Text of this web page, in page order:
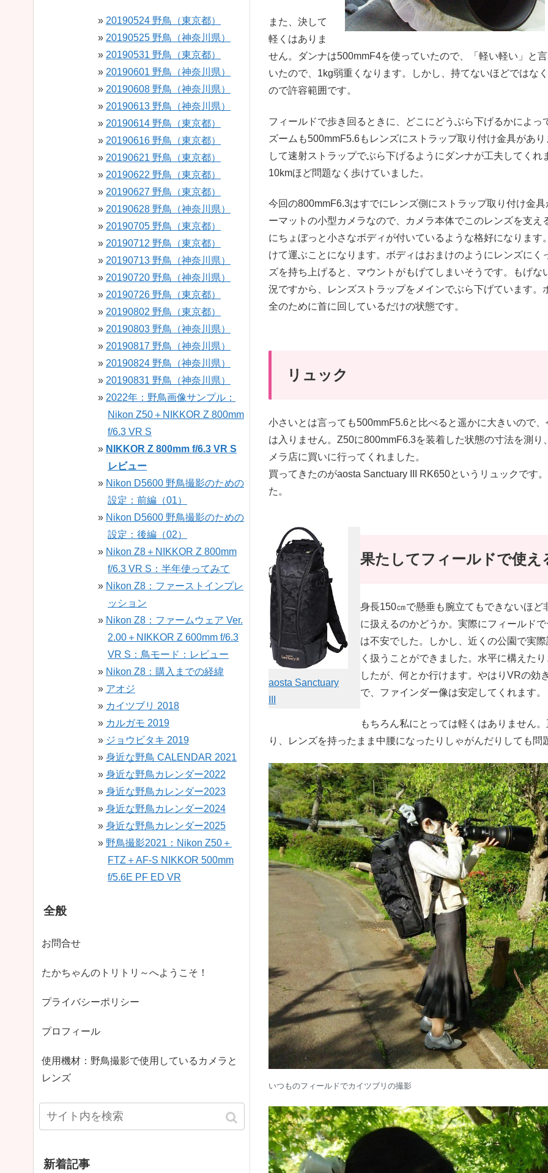
また、決して
軽くはありま
せん。ダンナは500mmF4を使っていたので、「軽い軽い」と
いたので、1kg弱重くなります。しかし、持てないほどではな
ので許容範囲です。
フィールドで歩き回るときに、どこにどうぶら下げるかによ
ズームも500mmF5.6もレンズにストラップ取り付け金具があ
して速射ストラップでぶら下げるようにダンナが工夫してく
10kmほど問題なく歩けていました。
今回の800mmF6.3はすでにレンズ側にストラップ取り付け金
ーマットの小型カメラなので、カメラ本体でこのレンズを支
にちょぼっと小さなボディが付いているような格好になりま
けて運ぶことになります。ボディはおまけのようにレンズに
ズを持ち上げると、マウントがもげてしまいそうです。もげ
況ですから、レンズストラップをメインでぶら下げています
全のために首に回しているだけの状態です。
リュック
小さいとは言っても500mmF5.6と比べると遥かに大きいので
は入りません。Z50に800mmF6.3を装着した状態の寸法を測り
メラ店に買いに行ってくれました。
買ってきたのがaosta Sanctuary III RK650というリュックです
た。
aosta Sanctuary
果たしてフィールドで使え
身長150㎝で懸垂も腕立てもできないほど
に扱えるのかどうか。実際にフィールド
は不安でした。しかし、近くの公園で実
く扱うことができました。水平に構えた
したが、何とか行けます。やはりVRの効
で、ファインダー像は安定してくれます。
もちろん私にとっては軽くはありません
り、レンズを持ったまま中腰になったりしゃがんだりしても問
いつものフィールドでカイツブリの撮影
20190524 野鳥（東京都）
20190525 野鳥（神奈川県）
20190531 野鳥（東京都）
20190601 野鳥（神奈川県）
20190608 野鳥（神奈川県）
20190613 野鳥（神奈川県）
20190614 野鳥（東京都）
20190616 野鳥（東京都）
20190621 野鳥（東京都）
20190622 野鳥（東京都）
20190627 野鳥（東京都）
20190628 野鳥（神奈川県）
20190705 野鳥（東京都）
20190712 野鳥（東京都）
20190713 野鳥（神奈川県）
20190720 野鳥（神奈川県）
20190726 野鳥（東京都）
20190802 野鳥（東京都）
20190803 野鳥（神奈川県）
20190817 野鳥（神奈川県）
20190824 野鳥（神奈川県）
20190831 野鳥（神奈川県）
2022年：野鳥画像サンプル：
Nikon Z50＋NIKKOR Z 800mm
f/6.3 VR S
NIKKOR Z 800mm f/6.3 VR S
レビュー
Nikon D5600 野鳥撮影のための
設定：前編（01）
Nikon D5600 野鳥撮影のための
設定：後編（02）
Nikon Z8＋NIKKOR Z 800mm
f/6.3 VR S：半年使ってみて
Nikon Z8：ファーストインプレ
ッション
Nikon Z8：ファームウェア Ver.
2.00＋NIKKOR Z 600mm f/6.3
VR S：鳥モード：レビュー
Nikon Z8：購入までの経緯
アオジ
カイツブリ 2018
カルガモ 2019
ジョウビタキ 2019
身近な野鳥 CALENDAR 2021
身近な野鳥カレンダー2022
身近な野鳥カレンダー2023
身近な野鳥カレンダー2024
身近な野鳥カレンダー2025
野鳥撮影2021：Nikon Z50＋
FTZ＋AF-S NIKKOR 500mm
f/5.6E PF ED VR
全般
お問合せ
たかちゃんのトリトリ～へようこそ！
プライバシーポリシー
プロフィール
使用機材：野鳥撮影で使用しているカメラと
レンズ
新着記事